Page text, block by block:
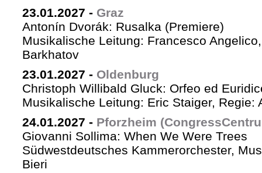
23.01.2027 - Graz
Antonín Dvorák: Rusalka (Premiere)
Musikalische Leitung: Francesco
Barkhatov
23.01.2027 - Oldenburg
Christoph Willibald Gluck: Orfeo ed
Musikalische Leitung: Eric Staiger, Regie:
24.01.2027 - Pforzheim
Giovanni Sollima: When We Were Trees
Südwestdeutsches Kammerorchester,
Bieri